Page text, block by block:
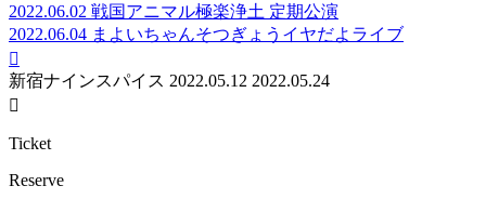
2022.06.02 戦国アニマル極楽浄土 定期公演
2022.06.04 まよいちゃんそつぎょうイヤだよライブ

新宿ナインスパイス 2022.05.12 2022.05.24

Ticket
Reserve